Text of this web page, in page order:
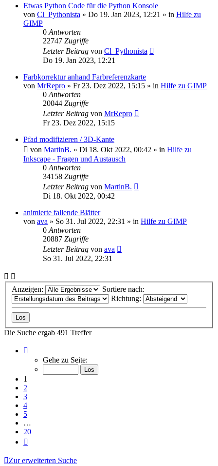
Etwas Python Code für die Python Konsole
von Cl_Pythonista » Do 19. Jan 2023, 12:21 » in Hilfe zu
GIMP
0 Antworten
22747 Zugriffe
Letzter Beitrag von Cl_Pythonista
Do 19. Jan 2023, 12:21
Farbkorrektur anhand Farbreferenzkarte
von MrRepro » Fr 23. Dez 2022, 15:15 » in Hilfe zu GIMP
0 Antworten
20044 Zugriffe
Letzter Beitrag von MrRepro
Fr 23. Dez 2022, 15:15
Pfad modifizieren / 3D-Kante
von MartinB. » Di 18. Okt 2022, 00:42 » in Hilfe zu
Inkscape - Fragen und Austausch
0 Antworten
34158 Zugriffe
Letzter Beitrag von MartinB.
Di 18. Okt 2022, 00:42
animierte fallende Blätter
von ava » So 31. Jul 2022, 22:31 » in Hilfe zu GIMP
0 Antworten
20887 Zugriffe
Letzter Beitrag von ava
So 31. Jul 2022, 22:31
Anzeigen:
Sortiere nach:
Richtung:
Die Suche ergab 491 Treffer
von
Gehe zu Seite:
1
2
3
4
5
…
20
Zur erweiterten Suche